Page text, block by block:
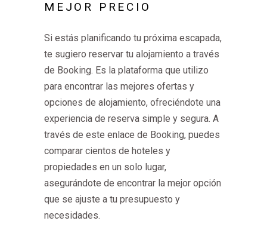
MEJOR PRECIO
Si estás planificando tu próxima escapada,
te sugiero reservar tu alojamiento a través
de Booking. Es la plataforma que utilizo
para encontrar las mejores ofertas y
opciones de alojamiento, ofreciéndote una
experiencia de reserva simple y segura. A
través de este enlace de Booking, puedes
comparar cientos de hoteles y
propiedades en un solo lugar,
asegurándote de encontrar la mejor opción
que se ajuste a tu presupuesto y
necesidades.